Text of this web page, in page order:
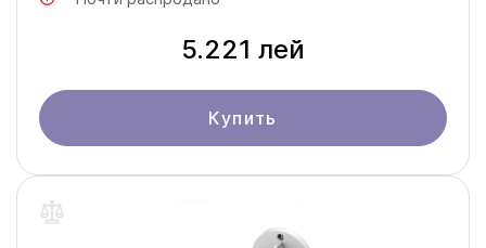
5.221 лей
Купить